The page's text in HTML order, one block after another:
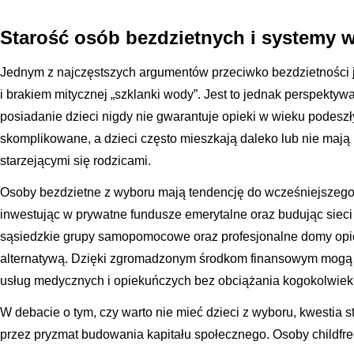
Starość osób bezdzietnych i systemy
Jednym z najczęstszych argumentów przeciwko
i brakiem mitycznej „szklanki wody”. Jest to jednak
posiadanie dzieci nigdy nie gwarantuje opieki w wieku
skomplikowane, a dzieci często mieszkają daleko lub nie
starzejącymi się rodzicami.
Osoby bezdzietne z wyboru mają tendencję do
inwestując w prywatne fundusze emerytalne oraz budując
sąsiedzkie grupy samopomocowe oraz profesjonalne domy
alternatywą. Dzięki zgromadzonym środkom finansowym
usług medycznych i opiekuńczych bez obciążania
W debacie o tym, czy warto nie mieć dzieci z wyboru, kwestia
przez pryzmat budowania kapitału społecznego. Osoby